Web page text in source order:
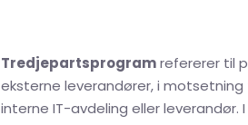
Tredjepartsprogramrefererer til
eksterne leverandører, i
interne IT-avdeling eller leverandør.